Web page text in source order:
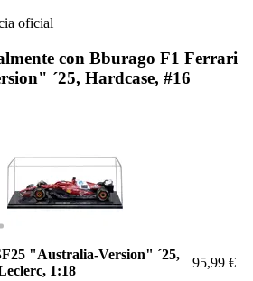
oficial
con Bburago F1 Ferrari
´25, Hardcase, #16
"Australia-Version" ´25,
1:18
95,99 €